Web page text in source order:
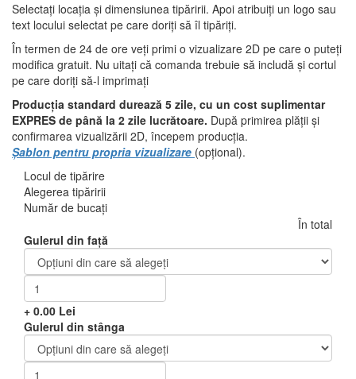
Selectați locația și dimensiunea tipăririi. Apoi atribuiți un logo sau
text locului selectat pe care doriți să îl tipăriți.
În termen de 24 de ore veți primi o vizualizare 2D pe care o puteți
modifica gratuit. Nu uitați că comanda trebuie să includă și cortul
pe care doriți să-l imprimați
Producția standard durează 5 zile, cu un cost suplimentar
EXPRES de până la 2 zile lucrătoare. După primirea plății și
confirmarea vizualizării 2D, începem producția.
Șablon pentru propria vizualizare (opțional).
Locul de tipărire
Alegerea tipăririi
Număr de bucați
În total
Gulerul din față
+ 0.00 Lei
Gulerul din stânga